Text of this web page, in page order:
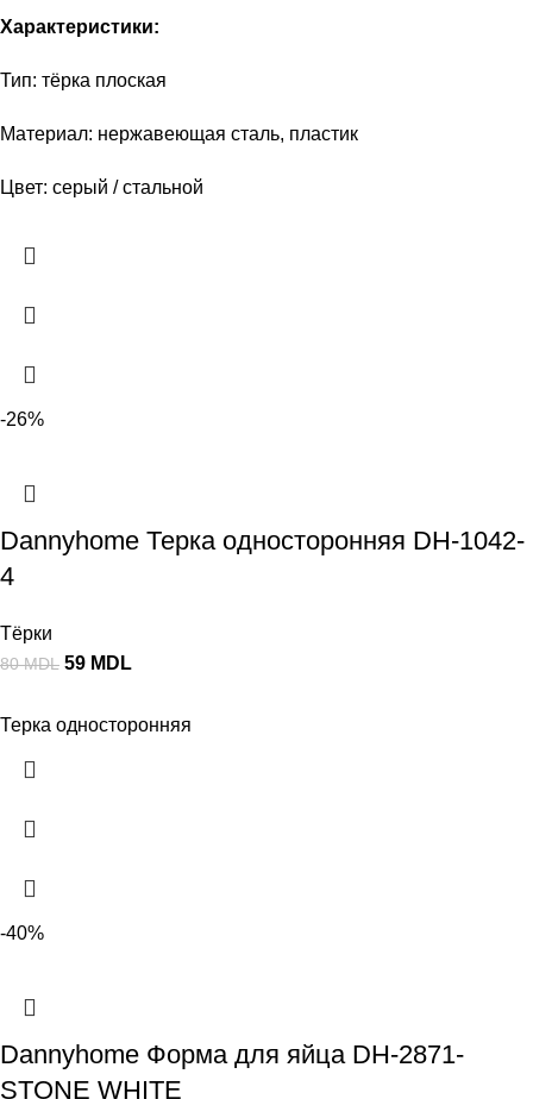
Характеристики:
Тип: тёрка плоская
Материал: нержавеющая сталь, пластик
Цвет: серый / стальной
-26%
Dannyhome Терка односторонняя DH-1042-
4
Тёрки
80MDL 59 MDL
Терка односторонняя
-40%
Dannyhome Форма для яйца DH-2871-
STONE WHITE